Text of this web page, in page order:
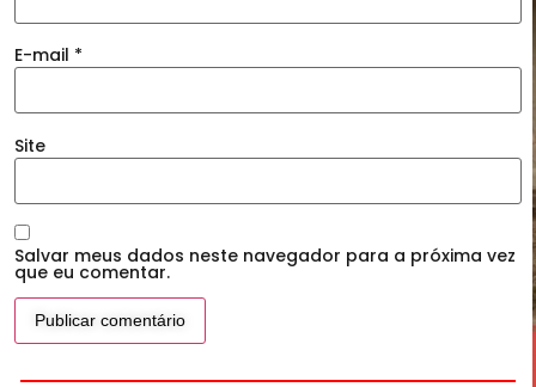
E-mail *
Site
Salvar meus dados neste navegador para a próxima vez
que eu comentar.